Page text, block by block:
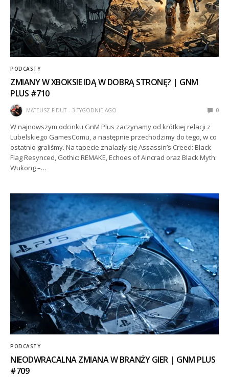
PODCASTY
ZMIANY W XBOKSIE IDĄ W DOBRĄ STRONĘ? | GNM
PLUS #710
MATEUSZ FIDUT 3 TYGODNIE AGO 0
W najnowszym odcinku GnM Plus zaczynamy od krótkiej relacji z
Lubelskiego GamesComu, a następnie przechodzimy do tego, w co
ostatnio graliśmy. Na tapecie znalazły się Assassin’s Creed: Black
Flag Resynced, Gothic: REMAKE, Echoes of Aincrad oraz Black Myth:
Wukong –…
PODCASTY
NIEODWRACALNA ZMIANA W BRANŻY GIER | GNM PLUS
#709